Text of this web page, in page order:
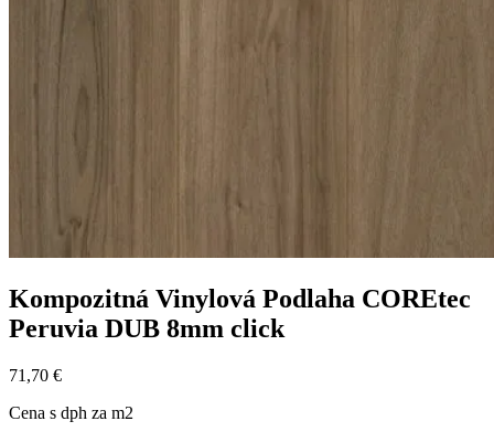
Kompozitná Vinylová Podlaha COREtec
Peruvia DUB 8mm click
71,70 €
Cena s dph za m2